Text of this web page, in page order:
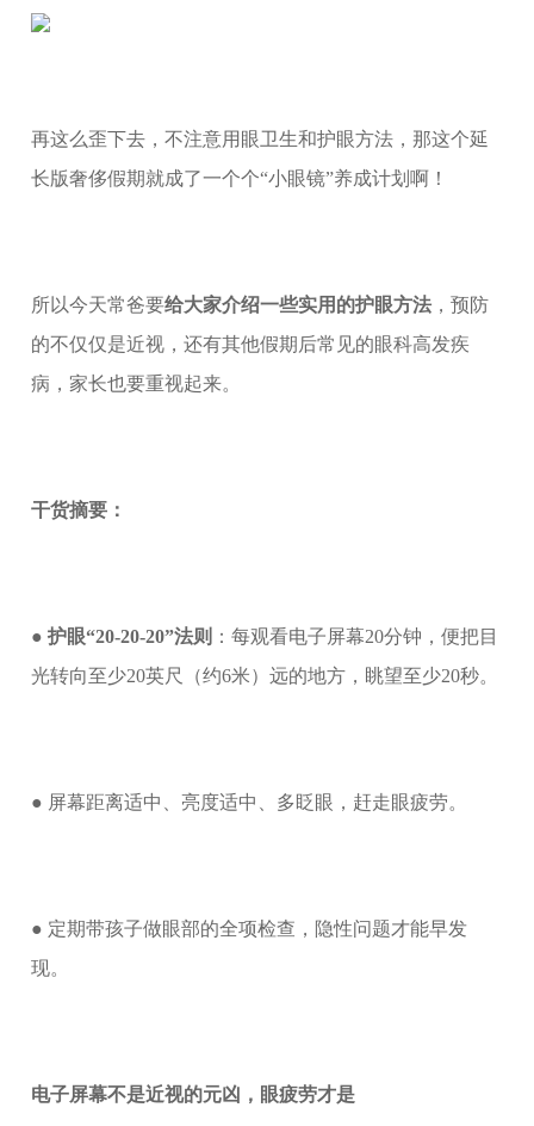
再这么歪下去，不注意用眼卫生和护眼方法，那这个延
长版奢侈假期就成了一个个“小眼镜”养成计划啊！
所以今天常爸要给大家介绍一些实用的护眼方法 ，预防
的不仅仅是近视，还有其他假期后常见的眼科高发疾
病，家长也要重视起来。
干货摘要：
●护眼“20-20-20”法则 ：每观看电子屏幕20分钟，便把目
光转向至少20英尺（约6米）远的地方，眺望至少20秒。
● 屏幕距离适中、亮度适中、多眨眼，赶走眼疲劳。
● 定期带孩子做眼部的全项检查，隐性问题才能早发
现。
电子屏幕不是近视的元凶，眼疲劳才是